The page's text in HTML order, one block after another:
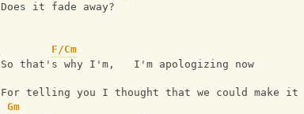
Does it fade away?
F/Cm
So that's why I'm,   I'm apologizing now
For telling you I thought that we could make it
Gm